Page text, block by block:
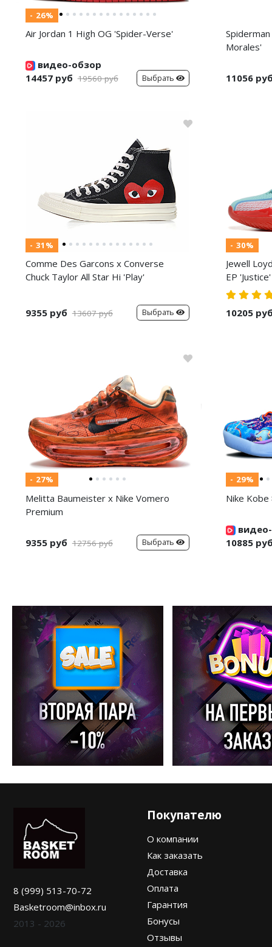
- 26%
Air Jordan 1 High OG 'Spider-Verse'
видео-обзор
14457 руб 19560 руб Выбрать
Morales'
11056 руб
- 31%
Comme Des Garcons x Converse
Chuck Taylor All Star Hi 'Play'
9355 руб 13607 руб Выбрать
- 30%
Jewell
EP 'Justice'
10205 руб
- 27%
Melitta Baumeister x Nike Vomero
Premium
9355 руб 12756 руб Выбрать
- 29%
Nike
10885 руб
8 (999) 513-70-72
Basketroom@inbox.ru
2013 - 2026
Покупателю
О компании
Как заказать
Доставка
Оплата
Гарантия
Бонусы
Отзывы